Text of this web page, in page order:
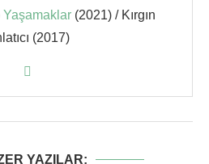
Yaşamaklar(2021) / Kırgın
(2017)
YAZILAR: